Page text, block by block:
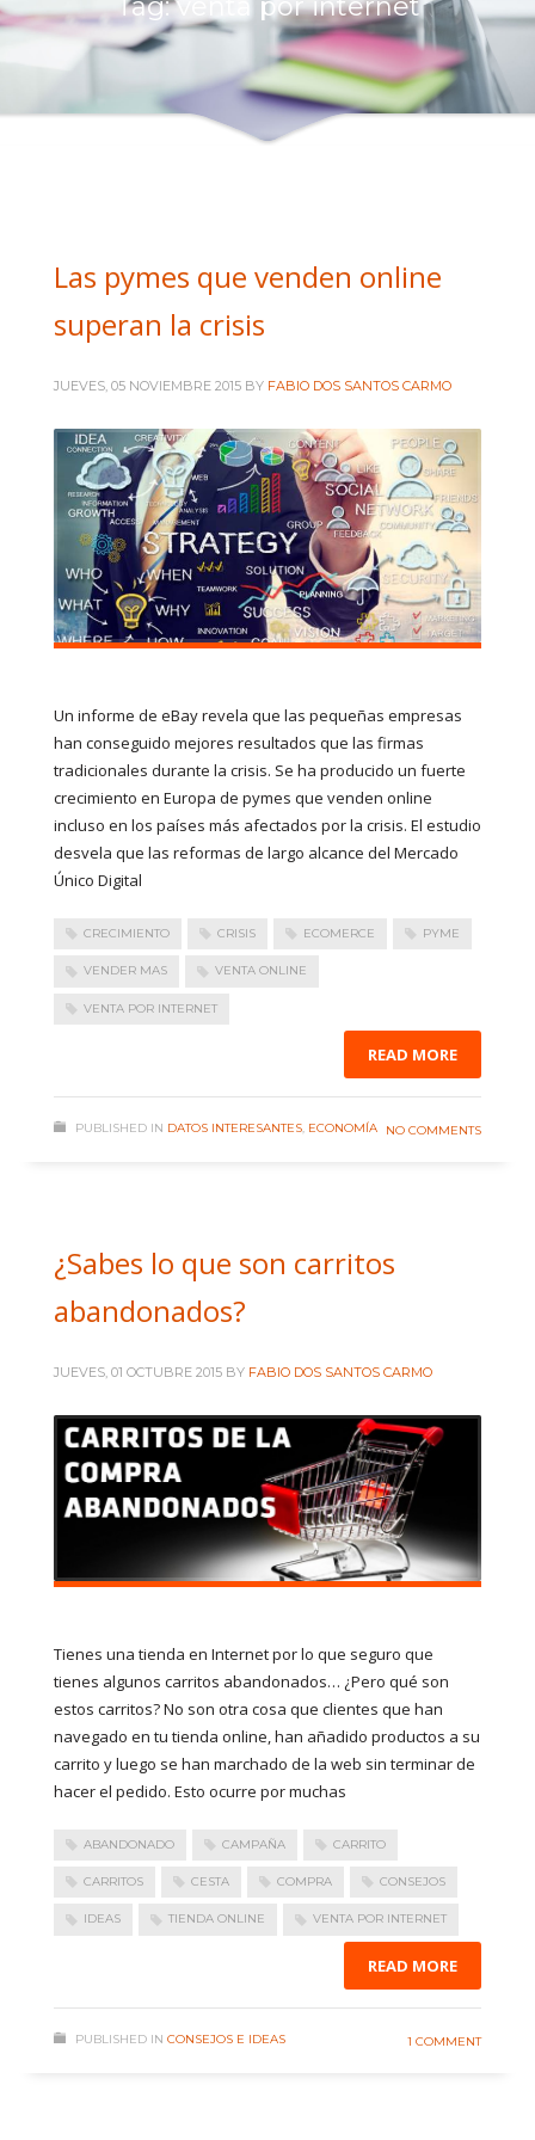
Intranet administración
Intranet comerciales
Intranet Diseñadores
Política de privacidad
Tag: venta por internet
Las pymes que venden online
superan la crisis
JUEVES, 05 NOVIEMBRE 2015 BY FABIO DOS SANTOS CARMO
Un informe de eBay revela que las pequeñas empresas
han conseguido mejores resultados que las firmas
tradicionales durante la crisis. Se ha producido un fuerte
crecimiento en Europa de pymes que venden online
incluso en los países más afectados por la crisis. El estudio
desvela que las reformas de largo alcance del Mercado
Único Digital
CRECIMIENTO CRISIS ECOMERCE PYME
VENDER MAS VENTA ONLINE
VENTA POR INTERNET
READ MORE
PUBLISHED IN DATOS INTERESANTES, ECONOMÍA NO COMMENTS
¿Sabes lo que son carritos
abandonados?
JUEVES, 01 OCTUBRE 2015 BY FABIO DOS SANTOS CARMO
Tienes una tienda en Internet por lo que seguro que
tienes algunos carritos abandonados… ¿Pero qué son
estos carritos? No son otra cosa que clientes que han
navegado en tu tienda online, han añadido productos a su
carrito y luego se han marchado de la web sin terminar de
hacer el pedido. Esto ocurre por muchas
ABANDONADO CAMPAÑA CARRITO
CARRITOS CESTA COMPRA CONSEJOS
IDEAS TIENDA ONLINE VENTA POR INTERNET
READ MORE
PUBLISHED IN CONSEJOS E IDEAS 1 COMMENT